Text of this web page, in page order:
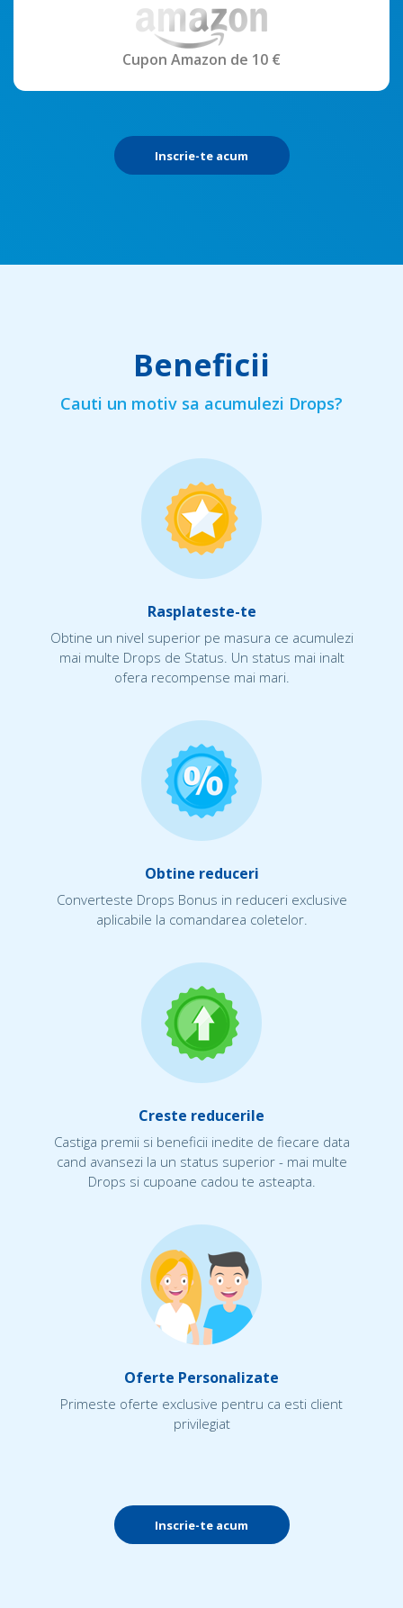
Cupon Amazon de 10 €
Inscrie-te acum
Beneficii
Cauti un motiv sa acumulezi Drops?
Rasplateste-te
Obtine un nivel superior pe masura ce acumulezi
mai multe Drops de Status. Un status mai inalt
ofera recompense mai mari.
Obtine reduceri
Converteste Drops Bonus in reduceri exclusive
aplicabile la comandarea coletelor.
Creste reducerile
Castiga premii si beneficii inedite de fiecare data
cand avansezi la un status superior - mai multe
Drops si cupoane cadou te asteapta.
Oferte Personalizate
Primeste oferte exclusive pentru ca esti client
privilegiat
Inscrie-te acum